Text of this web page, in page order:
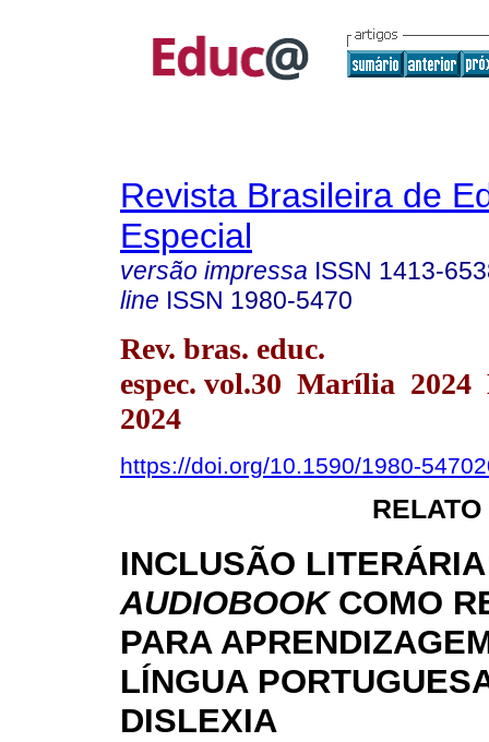
Revista Brasileira de
Especial
versão impressa ISSN 1413-
line ISSN 1980-5470
Rev. bras. educ.
espec. vol.30 Marília 2024
2024
https://doi.org/10.1590/1980-
INCLUSÃO
AUDIOBOOKCOMO
PARA
LÍNGUA
DISLEXIA